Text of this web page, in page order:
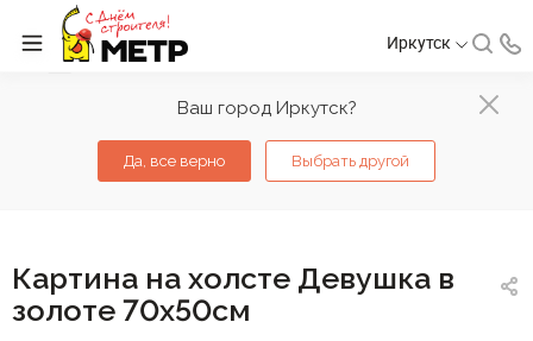
Ваш город Иркутск?
Да, все верно Выбрать другой
Иркутск
Картина на холсте Девушка в
золоте 70х50см